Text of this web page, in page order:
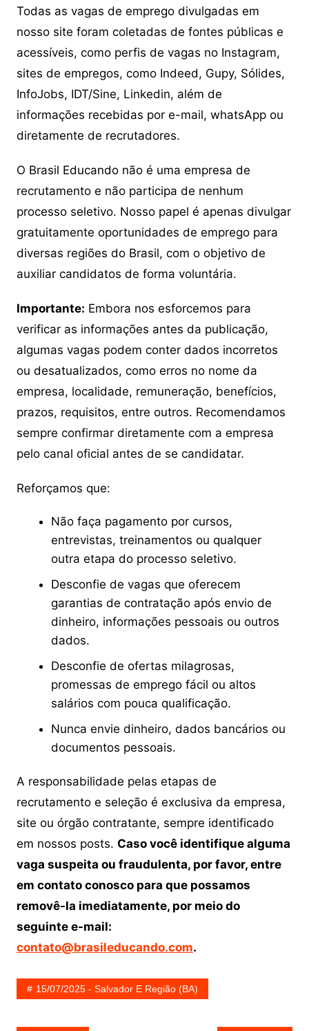
Todas as vagas de emprego divulgadas em
nosso site foram coletadas de fontes públicas e
acessíveis, como perfis de vagas no Instagram,
sites de empregos, como Indeed, Gupy, Sólides,
InfoJobs, IDT/Sine, Linkedin, além de
informações recebidas por e-mail, whatsApp ou
diretamente de recrutadores.
O Brasil Educando não é uma empresa de
recrutamento e não participa de nenhum
processo seletivo. Nosso papel é apenas divulgar
gratuitamente oportunidades de emprego para
diversas regiões do Brasil, com o objetivo de
auxiliar candidatos de forma voluntária.
Importante: Embora nos esforcemos para
verificar as informações antes da publicação,
algumas vagas podem conter dados incorretos
ou desatualizados, como erros no nome da
empresa, localidade, remuneração, benefícios,
prazos, requisitos, entre outros. Recomendamos
sempre confirmar diretamente com a empresa
pelo canal oficial antes de se candidatar.
Reforçamos que:
Não faça pagamento por cursos,
entrevistas, treinamentos ou qualquer
outra etapa do processo seletivo.
Desconfie de vagas que oferecem
garantias de contratação após envio de
dinheiro, informações pessoais ou outros
dados.
Desconfie de ofertas milagrosas,
promessas de emprego fácil ou altos
salários com pouca qualificação.
Nunca envie dinheiro, dados bancários ou
documentos pessoais.
A responsabilidade pelas etapas de
recrutamento e seleção é exclusiva da empresa,
site ou órgão contratante, sempre identificado
em nossos posts. Caso você identifique alguma
vaga suspeita ou fraudulenta, por favor, entre
em contato conosco para que possamos
removê-la imediatamente, por meio do
seguinte e-mail:
contato@brasileducando.com.
15/07/2025 - Salvador E Região (BA)